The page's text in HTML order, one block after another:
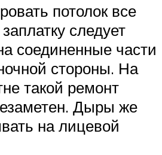
потолок все
следует
соединенные части
стороны. На
такой ремонт
Дыры же
на лицевой